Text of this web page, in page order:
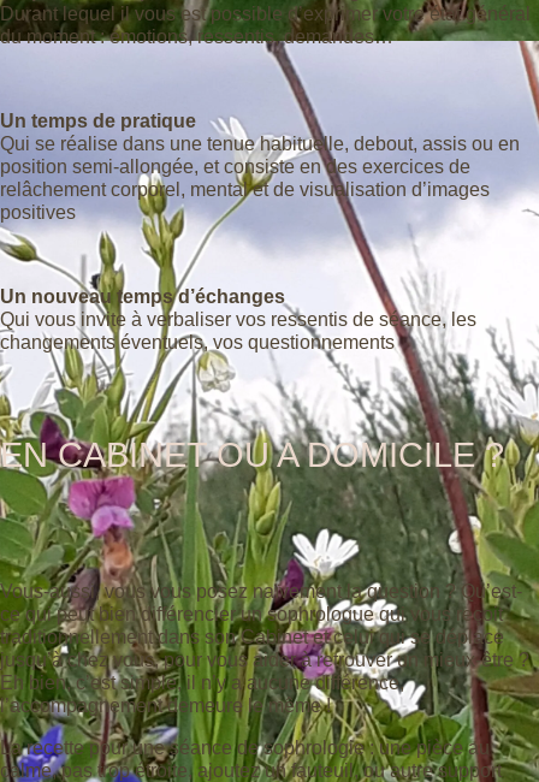
Durant lequel il vous est possible d’exprimer votre état général
du moment : émotions, ressentis, demandes…
Un temps de pratique
Qui se réalise dans une tenue habituelle, debout, assis ou en
position semi-allongée, et consiste en des exercices de
relâchement corporel, mental et de visualisation d’images
positives
Un nouveau temps d’échanges
Qui vous invite à verbaliser vos ressentis de séance, les
changements éventuels, vos questionnements
EN CABINET OU A DOMICILE ?
Vous-aussi, vous vous posez naïvement la question ? Qu’est-
ce qui peut bien différencier un sophrologue qui vous reçoit
traditionnellement dans son Cabinet et celui qui se déplace
jusqu’à chez vous, pour vous aider à retrouver un mieux-être ?
Eh bien, c’est simple, il n’y a aucune différence,
l’accompagnement demeure le même !
La recette pour une séance de sophrologie : une pièce au
calme, pas trop étroite, ajoutez un fauteuil, ou autre support